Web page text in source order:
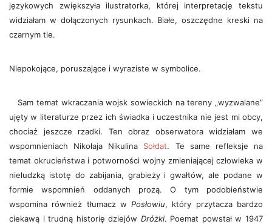
językowych zwiększyła ilustratorka, której interpretację tekstu
widziałam w dołączonych rysunkach. Białe, oszczędne kreski na
czarnym tle.
Niepokojące, poruszające i wyraziste w symbolice.
Sam temat wkraczania wojsk sowieckich na tereny „wyzwalane”
ujęty w literaturze przez ich świadka i uczestnika nie jest mi obcy,
chociaż jeszcze rzadki. Ten obraz obserwatora widziałam we
wspomnieniach Nikołaja Nikulina Sołdat. Te same refleksje na
temat okrucieństwa i potworności wojny zmieniającej człowieka w
nieludzką istotę do zabijania, grabieży i gwałtów, ale podane w
formie wspomnień oddanych prozą. O tym podobieństwie
wspomina również tłumacz wPosłowiu, który przytacza bardzo
ciekawą i trudną historię dziejów Dróżki. Poemat powstał w 1947